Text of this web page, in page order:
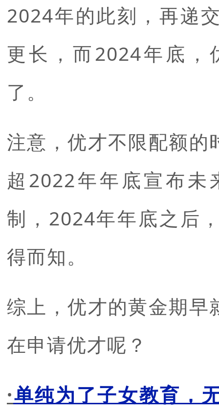
2024年的此刻，再递
更长，而2024年底
了。
注意，优才不限配额
超2022年年底宣布
制，2024年年底之后
得而知。
综上，优才的黄金期早
在申请优才呢？
·单纯为了子女教育，